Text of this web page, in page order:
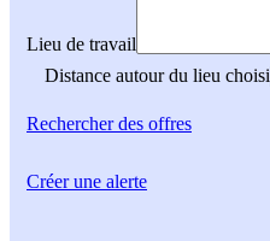
Lieu de travail
Distance autour du lieu choisi
Rechercherdes offres
Créer une alerte